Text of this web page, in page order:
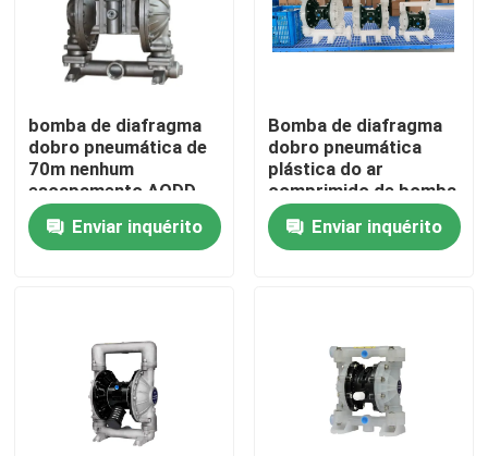
Casa
Vídeos
bomba de diafragma
dobro pneumática de
70m nenhum
escapamento AODD
378L/Min
Enviar inquérito
Bomba de diafragma
dobro pneumática
plástica do ar
comprimido de bomba
de diafragma 7mm
Enviar inquérito